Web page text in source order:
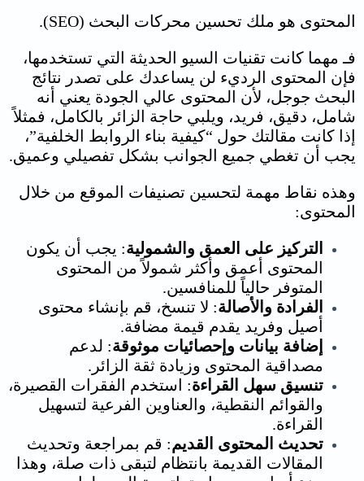
المحتوى هو ملك تحسين محركات البحث (SEO).
فـ مهما كانت تقنيات السيو الحديثة التي تستخدمها،
فإن المحتوى الرديء لن يساعدك على تصدر نتائج
البحث جوجل، لأن المحتوى عالي الجودة يعني أنه
شامل، دقيق، فريد، ويلبي حاجة الزائر بالكامل، فمثلاً
إذا كانت مقالتك حول “كيفية بناء الروابط الخلفية”،
يجب أن تغطي جميع الجوانب بشكل تفصيلي وعميق.
وهذه نقاط مهمة لتحسين تصنيفات الموقع من خلال
المحتوى:
التركيز على العمق والشمولية: يجب أن يكون
المحتوى أعمق وأكثر شمولاً من المحتوى
المتوفر حالياً للمنافسين.
الفرادة والأصالة: لا تنسخ، قم بإنشاء محتوى
أصيل وفريد يقدم قيمة مضافة.
إضافة بيانات وإحصائيات موثوقة: لدعم
مصداقية المحتوى وزيادة ثقة الزائر.
تنسيق سهل القراءة: استخدم الفقرات القصيرة،
والقوائم النقطية، والعناوين الفرعية لتسهيل
القراءة.
تحديث المحتوى القديم: قم بمراجعة وتحديث
المقالات القديمة بانتظام لتبقى ذات صلة، وهذا